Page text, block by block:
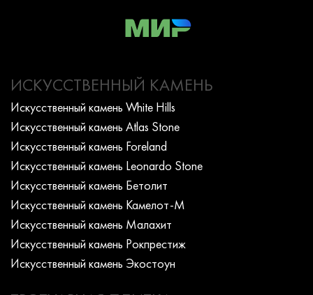
ИСКУССТВЕННЫЙ КАМЕНЬ
Искусcтвенный камень White Hills
Искусcтвенный камень Atlas Stone
Искусcтвенный камень Foreland
Искусcтвенный камень Leonardo Stone
Искусcтвенный камень Бетолит
Искусcтвенный камень Камелот-М
Искусcтвенный камень Малахит
Искусcтвенный камень Рокпрестиж
Искусcтвенный камень Экостоун